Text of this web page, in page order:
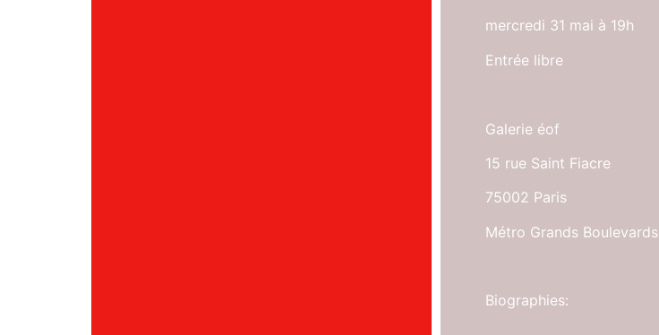
mercredi 31 mai à 19h
Entrée libre
Galerie éof
15 rue Saint Fiacre
75002 Paris
Métro Grands Boulevards
Biographies: